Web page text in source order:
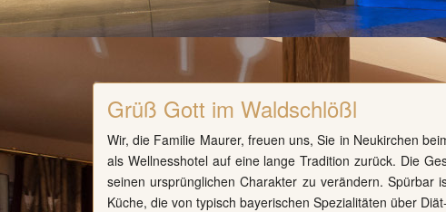
Grüß Gott im Waldschlößl
Wir, die Familie Maurer, freuen uns, Sie in Neukirchen
als Wellnesshotel auf eine lange Tradition zurück. Die
seinen ursprünglichen Charakter zu verändern.
Küche, die von typisch bayerischen Spezialitäten über